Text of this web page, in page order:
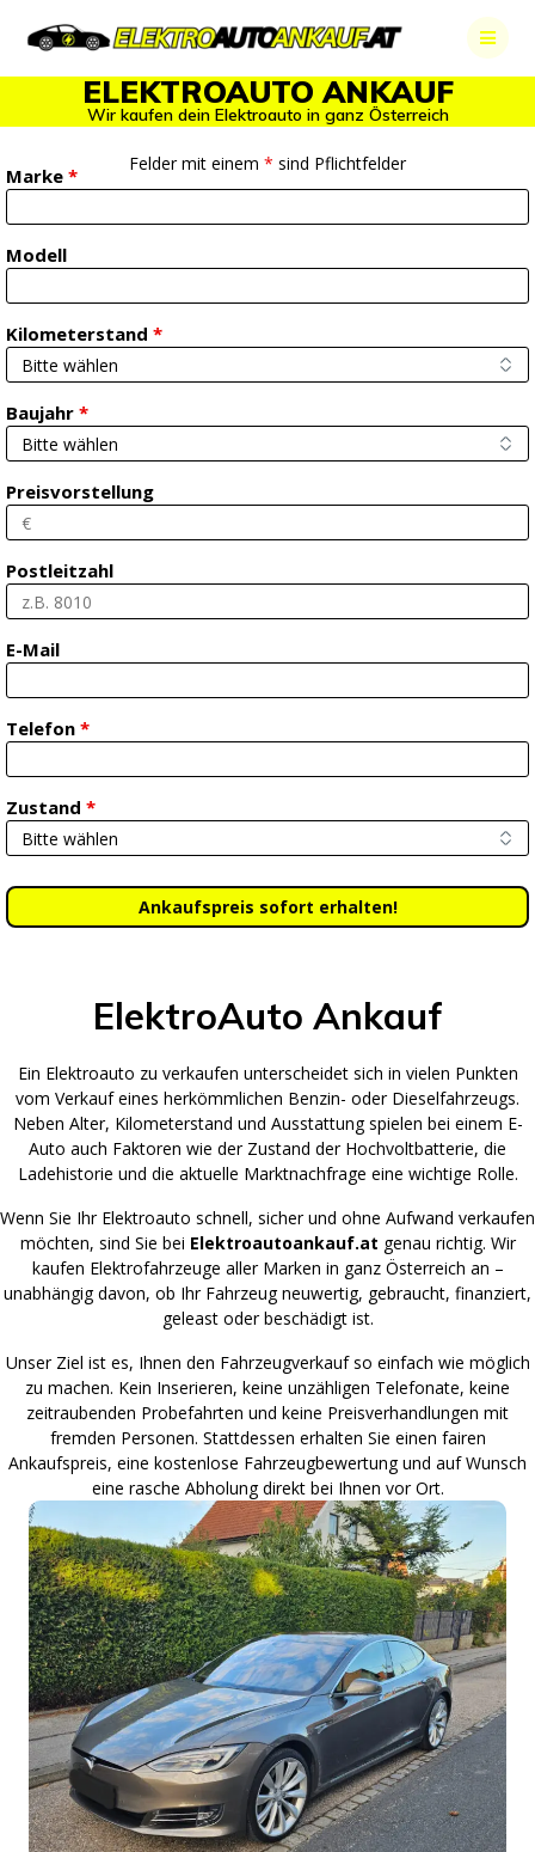
to
ELEKTROAUTO ANKAUF
Wir kaufen dein Elektroauto in ganz Österreich
Felder mit einem * sind Pflichtfelder
Marke *
Modell
Kilometerstand *
Baujahr *
Preisvorstellung
Postleitzahl
E-Mail
Telefon *
Zustand *
ElektroAuto Ankauf
Ein Elektroauto zu verkaufen unterscheidet sich in vielen Punkten
vom Verkauf eines herkömmlichen Benzin- oder Dieselfahrzeugs.
Neben Alter, Kilometerstand und Ausstattung spielen bei einem E-
Auto auch Faktoren wie der Zustand der Hochvoltbatterie, die
Ladehistorie und die aktuelle Marktnachfrage eine wichtige Rolle.
Wenn Sie Ihr Elektroauto schnell, sicher und ohne Aufwand verkaufen
möchten, sind Sie bei Elektroautoankauf.at genau richtig. Wir
kaufen Elektrofahrzeuge aller Marken in ganz Österreich an –
unabhängig davon, ob Ihr Fahrzeug neuwertig, gebraucht, finanziert,
geleast oder beschädigt ist.
Unser Ziel ist es, Ihnen den Fahrzeugverkauf so einfach wie möglich
zu machen. Kein Inserieren, keine unzähligen Telefonate, keine
zeitraubenden Probefahrten und keine Preisverhandlungen mit
fremden Personen. Stattdessen erhalten Sie einen fairen
Ankaufspreis, eine kostenlose Fahrzeugbewertung und auf Wunsch
eine rasche Abholung direkt bei Ihnen vor Ort.